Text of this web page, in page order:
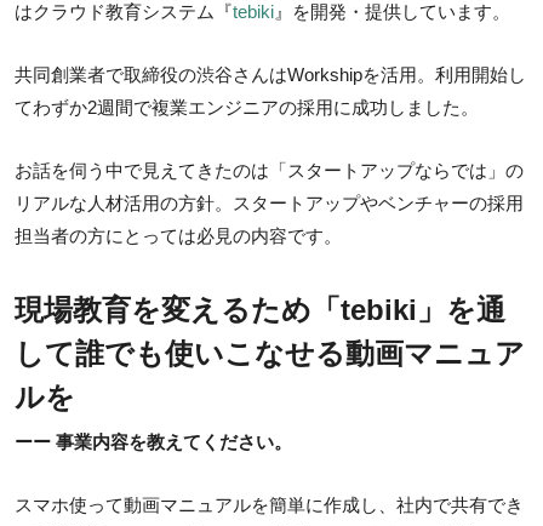
はクラウド教育システム『tebiki 』を開発・提供しています。
共同創業者で取締役の渋谷さんはWorkshipを活用。利用開始し
てわずか2週間で複業エンジニアの採用に成功しました。
お話を伺う中で見えてきたのは「スタートアップならでは」の
リアルな人材活用の方針。スタートアップやベンチャーの採用
担当者の方にとっては必見の内容です。
現場教育を変えるため「tebiki」を通
して誰でも使いこなせる動画マニュア
ルを
ーー 事業内容を教えてください。
スマホ使って動画マニュアルを簡単に作成し、社内で共有でき